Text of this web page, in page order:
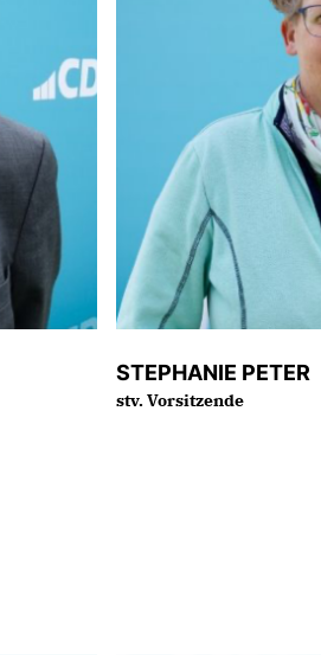
STEPHANIE PETER
stv. Vorsitzende